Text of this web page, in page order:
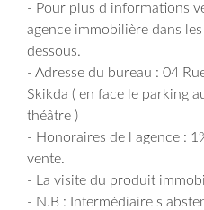
- Pour plus d informations
agence immobilière dans
dessous.
- Adresse du bureau : 04
Skikda ( en face le parking
théâtre )
- Honoraires de l agence :
vente.
- La visite du produit
- N.B : Intermédiaire s